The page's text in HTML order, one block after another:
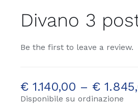
Divano 3
Be the first to leave a review.
€1.140,00 – €
Disponibile su ordinazione